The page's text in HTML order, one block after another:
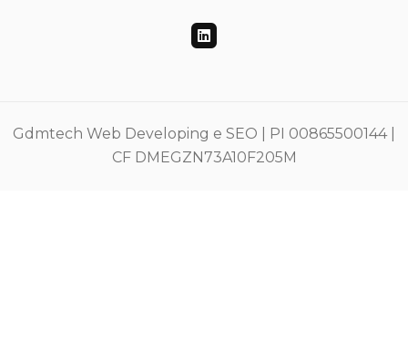
Gdmtech Web Developing e SEO | PI 00865500144 |
CF DMEGZN73A10F205M